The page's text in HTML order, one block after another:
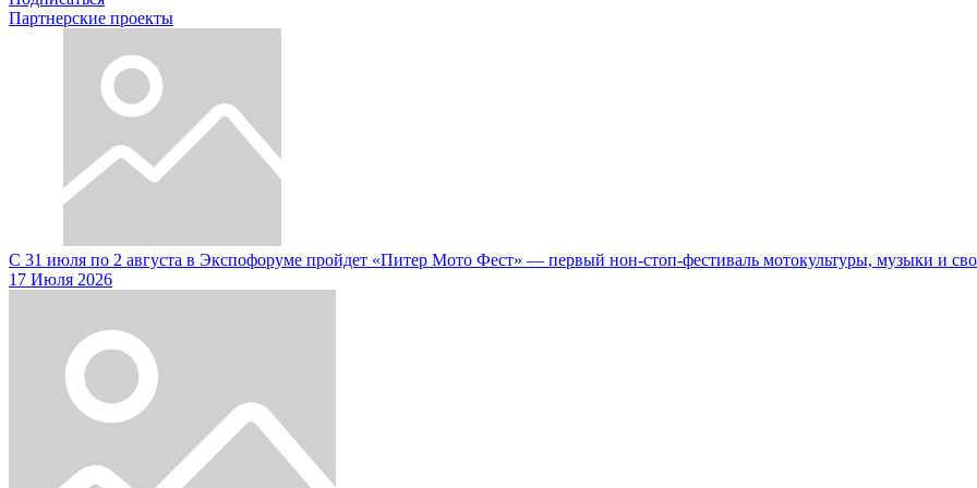
Партнерские проекты
С 31 июля по 2 августа в Экспофоруме пройдет «Питер Мото Фест» — первый нон-стоп-фестиваль мотокультуры, музыки и
17 Июля 2026